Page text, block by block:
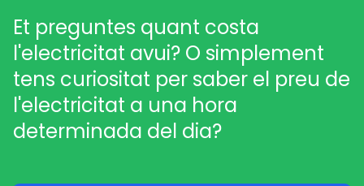
Et preguntes quant costa
l'electricitat avui? O simplement
tens curiositat per saber el preu de
l'electricitat a una hora
determinada del dia?